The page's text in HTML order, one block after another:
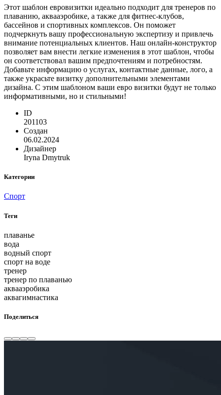
Этот шаблон евровизитки идеально подходит для тренеров по
плаванию, аквааэробике, а также для фитнес-клубов,
бассейнов и спортивных комплексов. Он поможет
подчеркнуть вашу профессиональную экспертизу и привлечь
внимание потенциальных клиентов. Наш онлайн-конструктор
позволяет вам внести легкие изменения в этот шаблон, чтобы
он соответствовал вашим предпочтениям и потребностям.
Добавьте информацию о услугах, контактные данные, лого, а
также украсьте визитку дополнительными элементами
дизайна. С этим шаблоном ваши евро визитки будут не только
информативными, но и стильными!
ID
201103
Создан
06.02.2024
Дизайнер
Iryna Dmytruk
Категории
Спорт
Теги
плаванье
вода
водный спорт
спорт на воде
тренер
тренер по плаванью
аквааэробика
аквагимнастика
Поделиться